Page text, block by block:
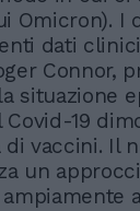
Omicron). I
dati
Connor,
situazione
19
vaccini. Il
un